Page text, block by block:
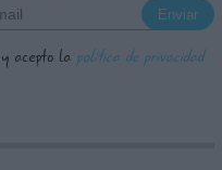
acepto la política de privacidad